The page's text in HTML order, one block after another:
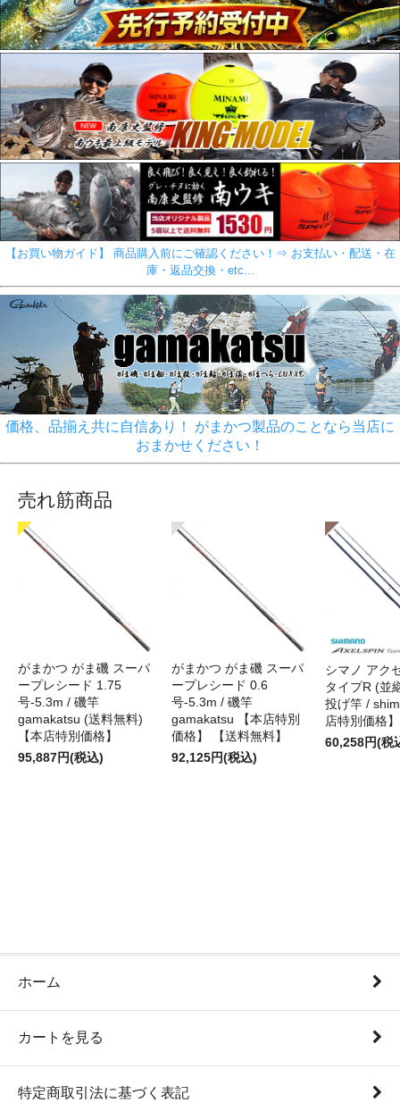
【お買い物ガイド】 商品購入前にご確認ください！⇒ お支払い・配送・在
庫・返品交換・etc...
価格、品揃え共に自信あり！ がまかつ製品のことなら当店に
おまかせください！
売れ筋商品
がまかつ がま磯 スーパ
ープレシード 1.75
号-5.3m / 磯竿
gamakatsu (送料無料)
【本店特別価格】
95,887円(税込)
がまかつ がま磯 スーパ
ープレシード 0.6
号-5.3m / 磯竿
gamakatsu 【本店特別
価格】 【送料無料】
92,125円(税込)
シマノ アク
タイプR (並
投げ竿 /
店特別価格】
60,258円(税
ホーム
カートを見る
特定商取引法に基づく表記